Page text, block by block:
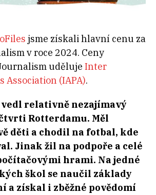
jsme získali hlavní cenu za
v roce 2024. Ceny
uděluje Inter
Association (IAPA).
vedl relativně nezajímavý
Rotterdamu. Měl
děti a chodil na fotbal, kde
Jinak žil na podpoře a celé
hrami. Na jedné
škol se naučil základy
a získal i zběžné povědomí